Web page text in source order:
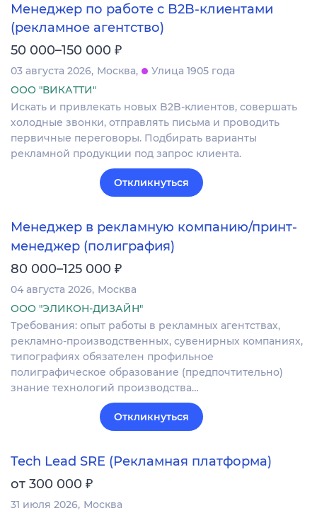
Менеджер по работе с B2B-клиентами
(рекламное агентство)
50 000–150 000 ₽
03 августа 2026 Москва
Улица 1905 года
ООО "ВИКАТТИ"
Искать и привлекать новых B2B-клиентов, совершать
холодные звонки, отправлять письма и проводить
первичные переговоры. Подбирать варианты
рекламной продукции под запрос клиента.
Откликнуться
Менеджер в рекламную компанию/принт-
менеджер (полиграфия)
80 000–125 000 ₽
04 августа 2026 Москва
ООО "ЭЛИКОН-ДИЗАЙН"
Требования: опыт работы в рекламных агентствах,
рекламно-производственных, сувенирных компаниях,
типографиях обязателен профильное
полиграфическое образование (предпочтительно)
знание технологий производства…
Откликнуться
Tech Lead SRE (Рекламная платформа)
от 300 000 ₽
31 июля 2026 Москва